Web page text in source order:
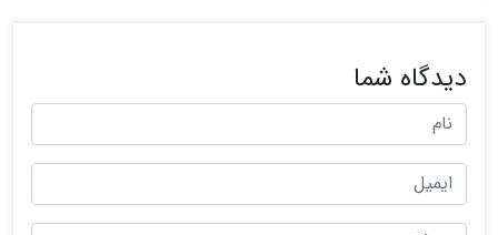
دیدگاه شما